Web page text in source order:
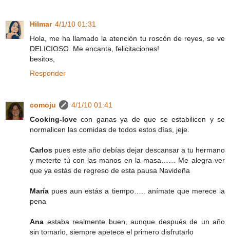
Hilmar 4/1/10 01:31
Hola, me ha llamado la atención tu roscón de reyes, se ve
DELICIOSO. Me encanta, felicitaciones!
besitos,
Responder
comoju
4/1/10 01:41
Cooking-lovecon ganas ya de que se estabilicen y se
normalicen las comidas de todos estos días, jeje.
Carlos pues este año debías dejar descansar a tu hermano
y meterte tú con las manos en la masa…… Me alegra ver
que ya estás de regreso de esta pausa Navideña
María pues aun estás a tiempo….. anímate que merece la
pena
Ana estaba realmente buen, aunque después de un año
sin tomarlo, siempre apetece el primero disfrutarlo